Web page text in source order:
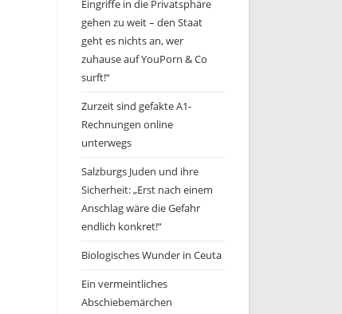
Eingriffe in die Privatsphäre
gehen zu weit – den Staat
geht es nichts an, wer
zuhause auf YouPorn & Co
surft!“
Zurzeit sind gefakte A1-
Rechnungen online
unterwegs
Salzburgs Juden und ihre
Sicherheit: „Erst nach einem
Anschlag wäre die Gefahr
endlich konkret!“
Biologisches Wunder in Ceuta
Ein vermeintliches
Abschiebemärchen